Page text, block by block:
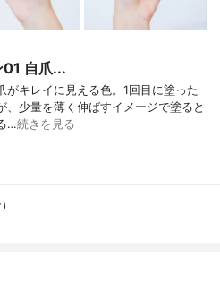
自爪...
キレイに見える色。1回目に塗った
、少量を薄く伸ばすイメージで塗ると
…続きを見る